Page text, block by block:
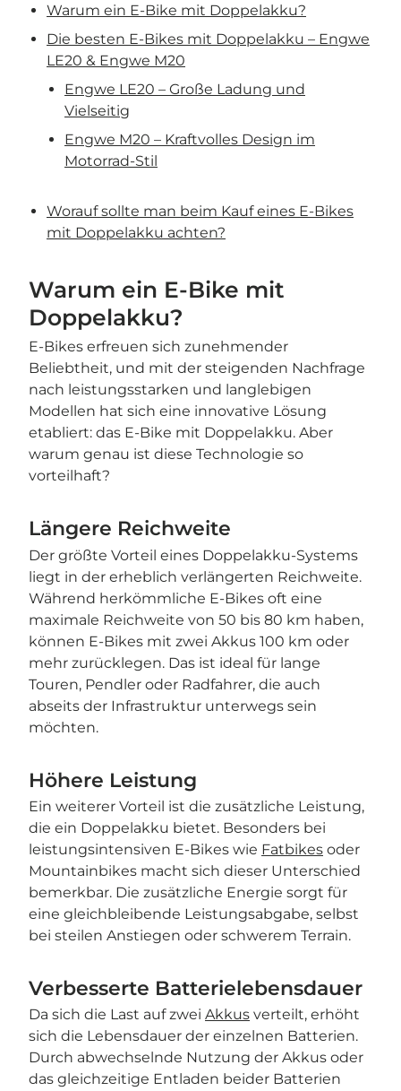
Warum ein E-Bike mit Doppelakku?
Die besten E-Bikes mit Doppelakku – Engwe
LE20 & Engwe M20
Engwe LE20 – Große Ladung und
Vielseitig
Engwe M20 – Kraftvolles Design im
Motorrad-Stil
Worauf sollte man beim Kauf eines E-Bikes
mit Doppelakku achten?
Warum ein E-Bike mit
Doppelakku?
E-Bikes erfreuen sich zunehmender
Beliebtheit, und mit der steigenden Nachfrage
nach leistungsstarken und langlebigen
Modellen hat sich eine innovative Lösung
etabliert: das E-Bike mit Doppelakku. Aber
warum genau ist diese Technologie so
vorteilhaft?
Längere Reichweite
Der größte Vorteil eines Doppelakku-Systems
liegt in der erheblich verlängerten Reichweite.
Während herkömmliche E-Bikes oft eine
maximale Reichweite von 50 bis 80 km haben,
können E-Bikes mit zwei Akkus 100 km oder
mehr zurücklegen. Das ist ideal für lange
Touren, Pendler oder Radfahrer, die auch
abseits der Infrastruktur unterwegs sein
möchten.
Höhere Leistung
Ein weiterer Vorteil ist die zusätzliche Leistung,
die ein Doppelakku bietet. Besonders bei
leistungsintensiven E-Bikes wie Fatbikes oder
Mountainbikes macht sich dieser Unterschied
bemerkbar. Die zusätzliche Energie sorgt für
eine gleichbleibende Leistungsabgabe, selbst
bei steilen Anstiegen oder schwerem Terrain.
Verbesserte Batterielebensdauer
Da sich die Last auf zwei Akkus verteilt, erhöht
sich die Lebensdauer der einzelnen Batterien.
Durch abwechselnde Nutzung der Akkus oder
das gleichzeitige Entladen beider Batterien